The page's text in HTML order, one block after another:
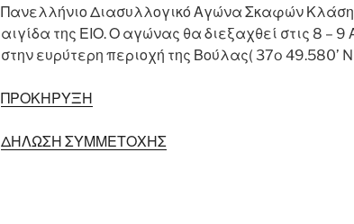
Πανελλήνιο Διασυλλογικό Αγώνα Σκαφών
αιγίδα της ΕΙΟ. Ο αγώνας θα διεξαχθεί στις 8 – 9
στην ευρύτερη περιοχή της Βούλας( 37o 49.580’ N
ΠΡΟΚΗΡΥΞΗ
ΔΗΛΩΣΗ ΣΥΜΜΕΤΟΧΗΣ